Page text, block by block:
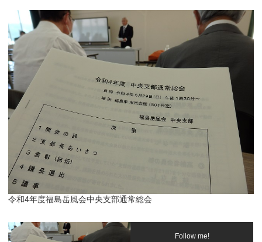
令和4年度福島岳風会中央支部通常総会
Follow me!